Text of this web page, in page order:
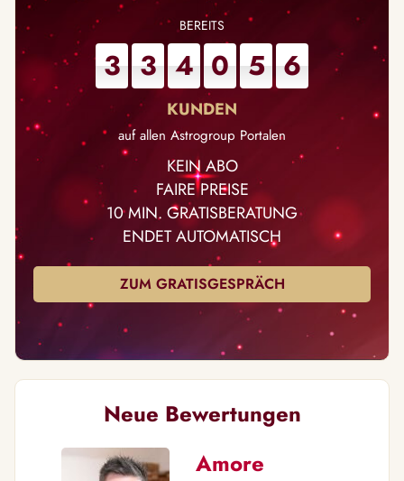
3 3 4 0 5 6
auf allen Astrogroup Portalen
KEIN ABO
FAIRE PREISE
10 MIN. GRATISBERATUNG
ENDET AUTOMATISCH
ZUM GRATISGESPRÄCH
Neue Bewertungen
Amore